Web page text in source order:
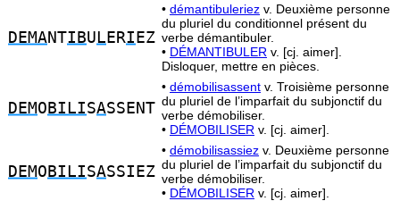
DEMANTIBU L ERI EZ
• démantibuleriez v. Deuxième personne
du pluriel du conditionnel présent du
verbe démantibuler.
• DÉMANTIBULER v. [cj. aimer].
Disloquer, mettre en pièces.
DEMO BILISASSENT
• démobilisassent v. Troisième personne
du pluriel de l’imparfait du subjonctif du
verbe démobiliser.
• DÉMOBILISER v. [cj. aimer].
DEMO BILISASSIEZ
• démobilisassiez v. Deuxième personne
du pluriel de l’imparfait du subjonctif du
verbe démobiliser.
• DÉMOBILISER v. [cj. aimer].